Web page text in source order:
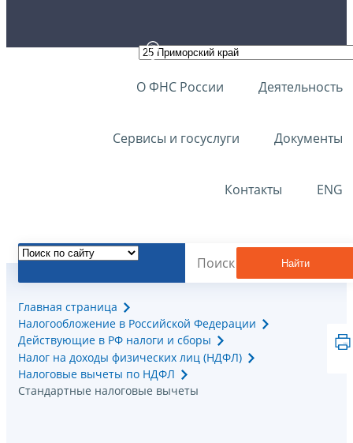
О ФНС России Деятельность
Сервисы и госуслуги Документы
Контакты ENG
Найти
Главная страница
Налогообложение в Российской Федерации
Действующие в РФ налоги и сборы
Налог на доходы физических лиц (НДФЛ)
Налоговые вычеты по НДФЛ
Стандартные налоговые вычеты